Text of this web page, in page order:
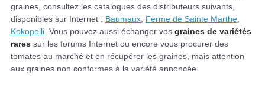
graines, consultez les catalogues des distributeurs suivants,
disponibles sur Internet : Baumaux, Ferme de Sainte Marthe,
Kokopelli. Vous pouvez aussi échanger vos graines de variétés
rares sur les forums Internet ou encore vous procurer des
tomates au marché et en récupérer les graines, mais attention
aux graines non conformes à la variété annoncée.